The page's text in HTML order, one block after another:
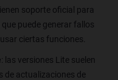
soporte oficial para
puede generar fallos
ciertas funciones.
: las versiones Lite suelen
de actualizaciones de